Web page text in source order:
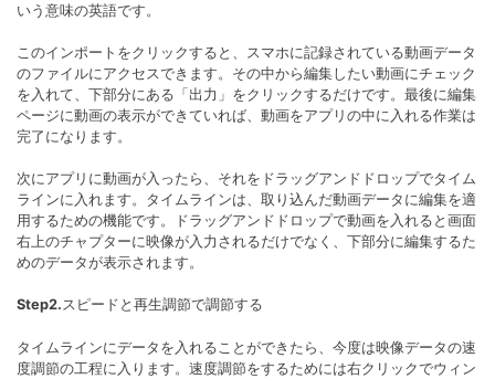
いう意味の英語です。
このインポートをクリックすると、スマホに記録されている動画データ
のファイルにアクセスできます。その中から編集したい動画にチェック
を入れて、下部分にある「出力」をクリックするだけです。最後に編集
ページに動画の表示ができていれば、動画をアプリの中に入れる作業は
完了になります。
次にアプリに動画が入ったら、それをドラッグアンドドロップでタイム
ラインに入れます。タイムラインは、取り込んだ動画データに編集を適
用するための機能です。ドラッグアンドドロップで動画を入れると画面
右上のチャプターに映像が入力されるだけでなく、下部分に編集するた
めのデータが表示されます。
Step2.スピードと再生調節で調節する
タイムラインにデータを入れることができたら、今度は映像データの速
度調節の工程に入ります。速度調節をするためには右クリックでウィン